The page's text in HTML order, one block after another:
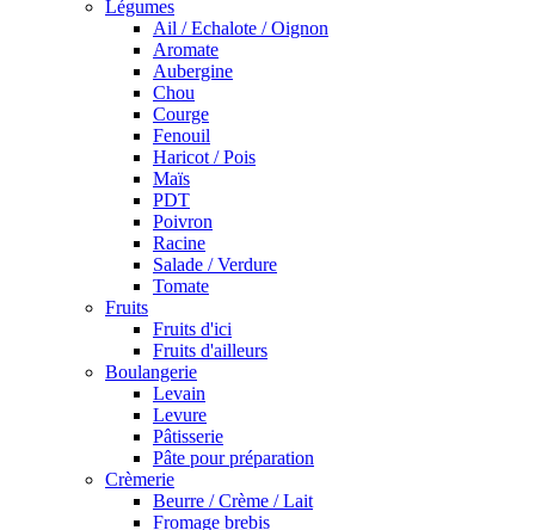
Légumes
Ail / Echalote / Oignon
Aromate
Aubergine
Chou
Courge
Fenouil
Haricot / Pois
Maïs
PDT
Poivron
Racine
Salade / Verdure
Tomate
Fruits
Fruits d'ici
Fruits d'ailleurs
Boulangerie
Levain
Levure
Pâtisserie
Pâte pour préparation
Crèmerie
Beurre / Crème / Lait
Fromage brebis